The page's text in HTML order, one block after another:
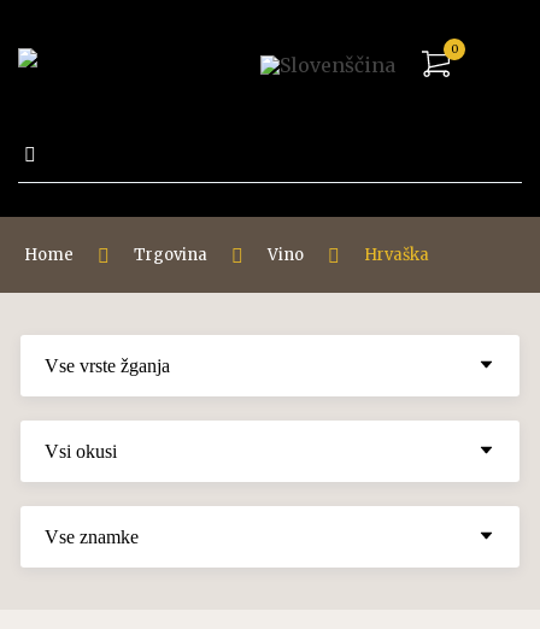
Išči:
0
Home Trgovina Vino Hrvaška